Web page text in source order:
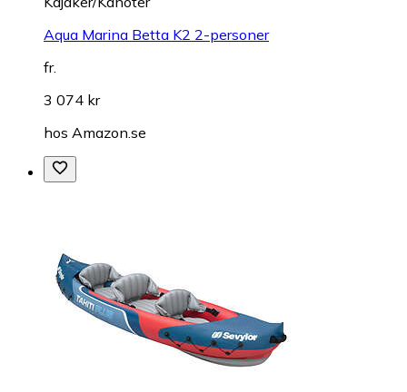
Aqua Marina Betta K2 2-personer
fr.
3 074 kr
hos Amazon.se